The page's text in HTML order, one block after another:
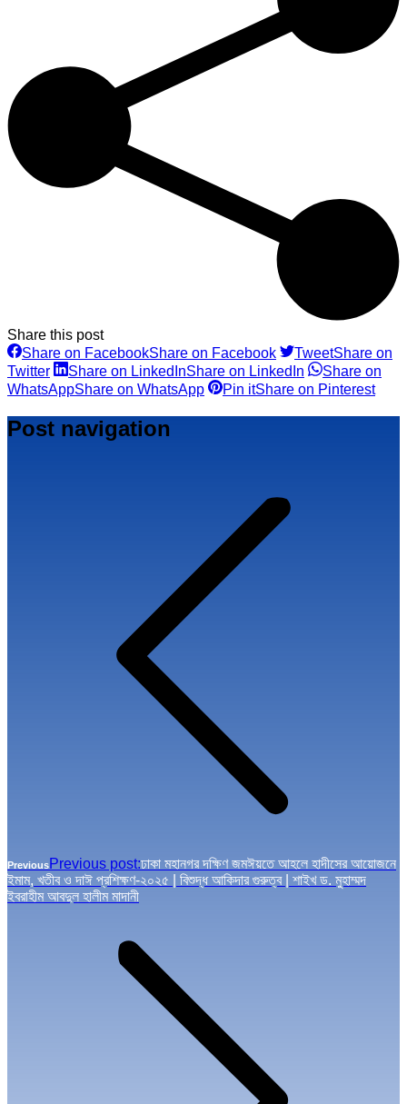
Share this post
Share on FacebookShare on Facebook TweetShare on
Twitter
Share on LinkedInShare on LinkedIn
Share on
WhatsAppShare on WhatsApp Pin itShare on Pinterest
Post navigation
PreviousPrevious post:ঢাকা মহানগর দক্ষিণ জমঈয়তে আহলে হাদীসের আয়োজনে
ইমাম, খতীব ও দাঈ প্রশিক্ষণ-২০২৫ | বিশুদ্ধ আকিদার গুরুত্ব | শাইখ ড. মুহাম্মদ
ইবরাহীম আবদুল হালীম মাদানী